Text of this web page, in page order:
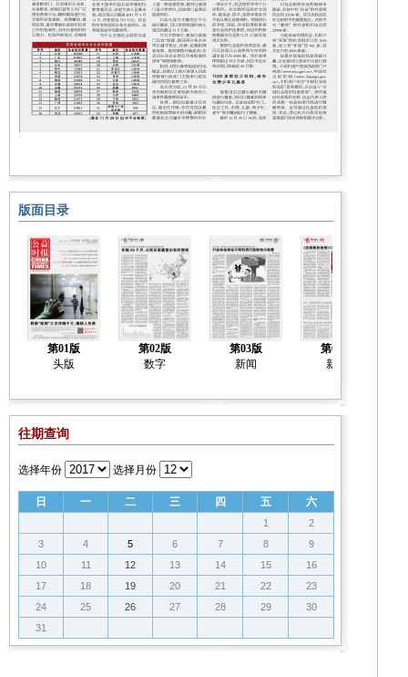
版面目录
第01版
头版
第02版
数字
第03版
新闻
第04版
新闻
往期查询
选择年份 选择月份
日 一 二 三 四 五 六
1
2
3
4 5 6 7 8
9
10
11 12 13 14 15
16
17
18 19 20 21 22
23
24
25 26 27 28 29
30
31